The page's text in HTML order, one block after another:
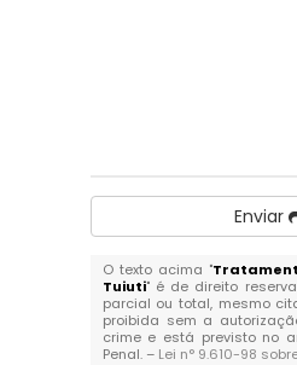
Enviar
O texto acima "
Tuiuti" é de direito
parcial ou total, mesmo
proibida sem a
crime e está previsto no
Penal. – Lei n° 9.610-98